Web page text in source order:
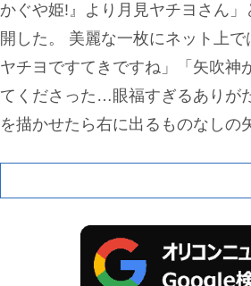
かぐや姫!』より月見ヤチヨさん
開した。
美麗な一枚にネット上
ヤチヨですてきですね」「矢吹神
てくださった…眼福すぎるありが
を描かせたら右に出るものなしの
る、尊い。本当にありがとうござ
たアニメ『超かぐや姫!』は、古典
きに、今より少し近未来の日本で